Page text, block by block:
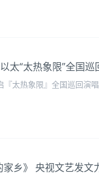
太“太热象限”全国巡
太热象限』全国巡回演
乡》 央视文艺发文